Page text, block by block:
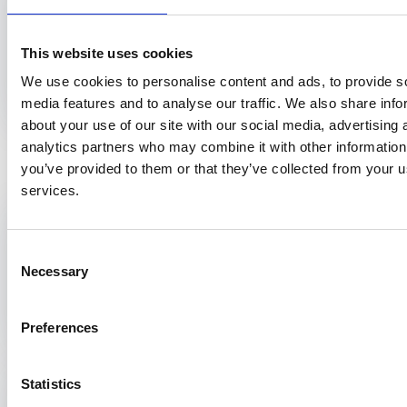
This website uses cookies
We use cookies to personalise content and ads, to provide
media features and to analyse our traffic. We also share
about your use of our site with our social media, advertising
analytics partners who may combine it with other
you’ve provided to them or that they’ve collected from your
services.
Selection
Necessary
Preferences
Statistics
nov 2025
2 dagen
Het laatste nieuws